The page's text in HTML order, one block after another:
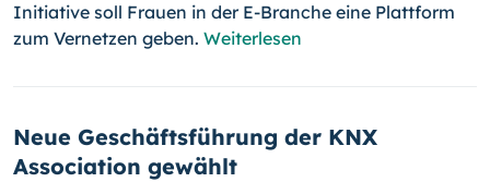
Initiative soll Frauen in der E-Branche eine Plattform
zum Vernetzen geben. Weiterlesen
Neue Geschäftsführung der KNX
Association gewählt